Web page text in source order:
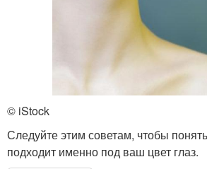
© iStock
Следуйте этим советам, чтобы
подходит именно под ваш цвет глаз.